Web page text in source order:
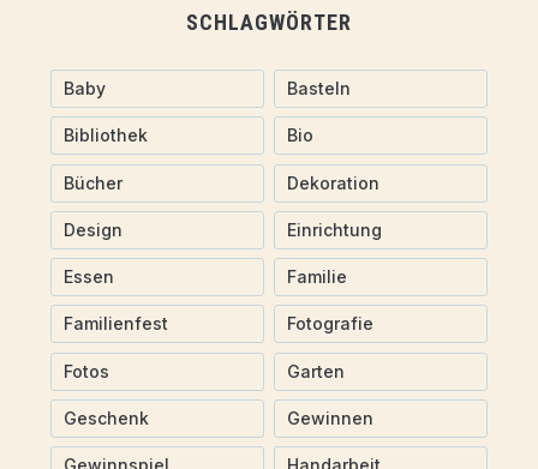
SCHLAGWÖRTER
Baby Basteln
Bibliothek Bio
Bücher Dekoration
Design Einrichtung
Essen Familie
Familienfest Fotografie
Fotos Garten
Geschenk Gewinnen